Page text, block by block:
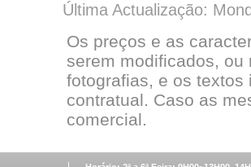
Última Actualização:
Os preços e as
serem modificados, ou
fotografias, e os
contratual. Caso as
comercial.